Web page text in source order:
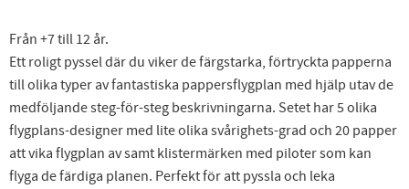
Från +7 till 12 år.
Ett roligt pyssel där du viker de färgstarka, förtryckta papperna
till olika typer av fantastiska pappersflygplan med hjälp utav de
medföljande steg-för-steg beskrivningarna. Setet har 5 olika
flygplans-designer med lite olika svårighets-grad och 20 papper
att vika flygplan av samt klistermärken med piloter som kan
flyga de färdiga planen. Perfekt för att pyssla och leka